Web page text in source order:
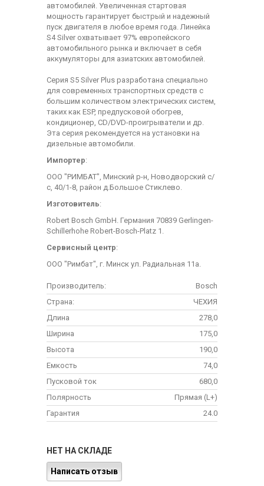
автомобилей. Увеличенная стартовая
мощность гарантирует быстрый и надежный
пуск двигателя в любое время года. Линейка
S4 Silver охватывает 97% европейского
автомобильного рынка и включает в себя
аккумуляторы для азиатских автомобилей.
Серия S5 Silver Plus разработана специально
для современных транспортных средств с
большим количеством электрических систем,
таких как ESP, предпусковой обогрев,
кондиционер, CD/DVD-проигрыватели и др.
Эта серия рекомендуется на установки на
дизельные автомобили.
Импортер:
ООО "РИМБАТ", Минский р-н, Новодворский с/
с, 40/1-8, район д.Большое Стиклево.
Изготовитель:
Robert Bosch GmbH. Германия 70839 Gerlingen-
Schillerhohe Robert-Bosch-Platz 1.
Сервисный центр:
ООО "Римбат", г. Минск ул. Радиальная 11а.
Производитель:
Bosch
Страна:
ЧЕХИЯ
Длина
278,0
Ширина
175,0
Высота
190,0
Емкость
74,0
Пусковой ток
680,0
Полярность
Прямая (L+)
Гарантия
24.0
НЕТ НА СКЛАДЕ
Написать отзыв